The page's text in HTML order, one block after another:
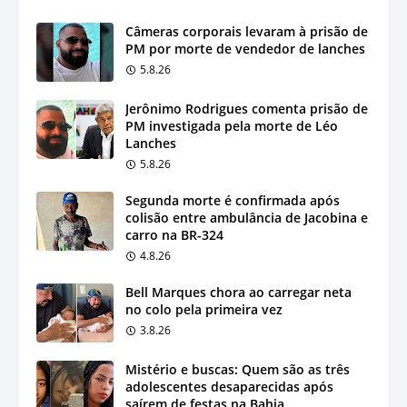
Câmeras corporais levaram à prisão de
PM por morte de vendedor de lanches
5.8.26
Jerônimo Rodrigues comenta prisão de
PM investigada pela morte de Léo
Lanches
5.8.26
Segunda morte é confirmada após
colisão entre ambulância de Jacobina e
carro na BR-324
4.8.26
Bell Marques chora ao carregar neta
no colo pela primeira vez
3.8.26
Mistério e buscas: Quem são as três
adolescentes desaparecidas após
saírem de festas na Bahia